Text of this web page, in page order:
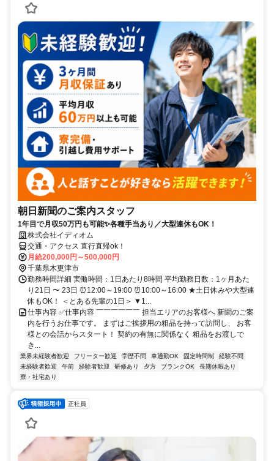
朝日新聞のご案内スタッフ
1年目で月収50万円も可能✨各種手当あり／大型連休もOK！
株式会社イディオム
交通・アクセス 直行直帰ok！
月給200,000円～500,000円
千葉県木更津市
勤務時間詳細 実働時間：1日あたり8時間 平均勤務日数：1ヶ月あた
り21日 〜 23日 ⏰12:00～19:00 ⏰10:00～16:00 ★土日休みや大型連
休もOK！ ＜とある先輩の1日＞ ▼1...
仕事内容 ✅仕事内容 ￣￣￣￣￣￣ 担当エリアのお客様へ 新聞のご案
内を行うお仕事です。 まずはご挨拶用の粗品を持って訪問し、 お客
様との会話からスタート！ 契約の有無に関係なく 粗品をお渡しで
き...
業界未経験者歓迎 フリーター歓迎 学歴不問 車通勤OK 固定時間制
経験不問
未経験者歓迎
午前 経験者歓迎 研修あり 夕方 ブランクOK
長期休暇あり
寮・社宅あり
正社員